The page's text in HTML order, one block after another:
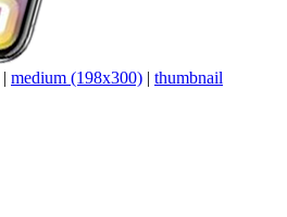
| medium (198x300) | thumbnail